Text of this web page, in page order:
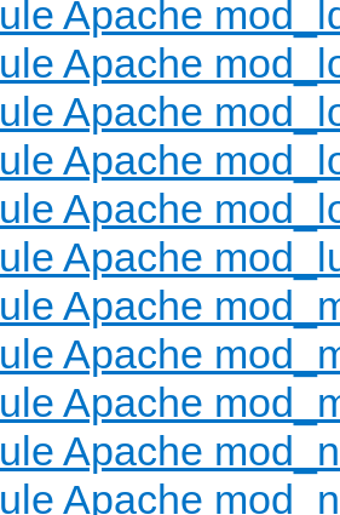
Apache
Apache
Apache
Apache
Apache
Apache
Apache
Apache
Apache
Apache
Apache